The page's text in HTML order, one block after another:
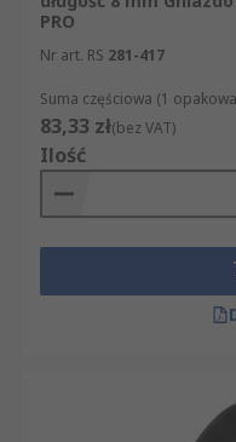
PRO
Nr art. RS 281-417
Suma częściowa (1
83,33 zł(bez VAT)
Ilość